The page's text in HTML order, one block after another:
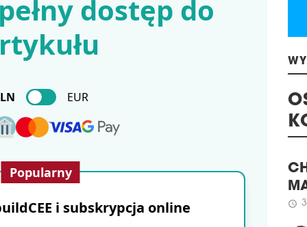
dostęp do
EUR
Popularny
i subskrypcja online
V
ul.
schedule
K1
w